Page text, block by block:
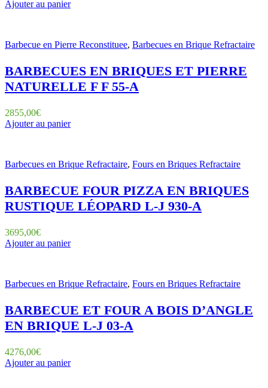
Ajouter au panier
Barbecue en Pierre Reconstituee, Barbecues en Brique Refractaire
BARBECUES EN BRIQUES ET PIERRE
NATURELLE F F 55-A
2855,00€
Ajouter au panier
Barbecues en Brique Refractaire, Fours en Briques Refractaire
BARBECUE FOUR PIZZA EN BRIQUES
RUSTIQUE LÉOPARD L-J 930-A
3695,00€
Ajouter au panier
Barbecues en Brique Refractaire, Fours en Briques Refractaire
BARBECUE ET FOUR A BOIS D’ANGLE
EN BRIQUE L-J 03-A
4276,00€
Ajouter au panier